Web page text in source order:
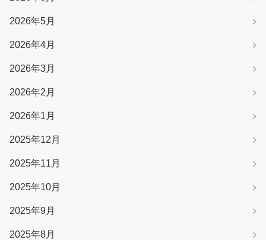
2026年5月
2026年4月
2026年3月
2026年2月
2026年1月
2025年12月
2025年11月
2025年10月
2025年9月
2025年8月